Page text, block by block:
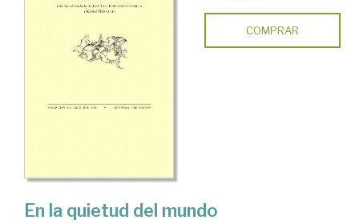
COMPRAR
En la quietud del mundo